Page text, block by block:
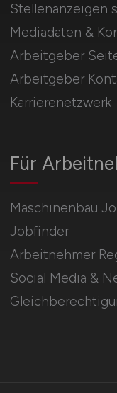
Für
Maschinenbau
Jobfinder
Arbeitnehmer
Social Media &
Stellenanzeigen
Mediadaten &
Arbeitgeber
Arbeitgeber
Karrierenetzwerk